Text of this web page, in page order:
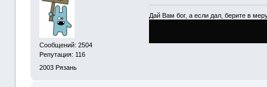
Сообщений: 2504
Репутация: 116
2003 Рязань
Дай Вам бог, а если дал, берите в